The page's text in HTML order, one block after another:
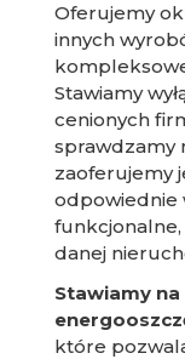
Oferujemy
innych
Stawiamy
cenionych
sprawdzamy
zaoferujemy
odpowiednie
funkcjonalne,
danej
Stawiamy
które